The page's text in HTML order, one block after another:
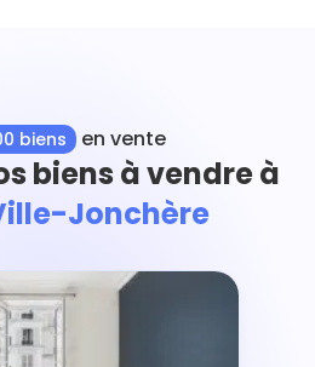
biens en vente
biens à vendre à
Jonchère